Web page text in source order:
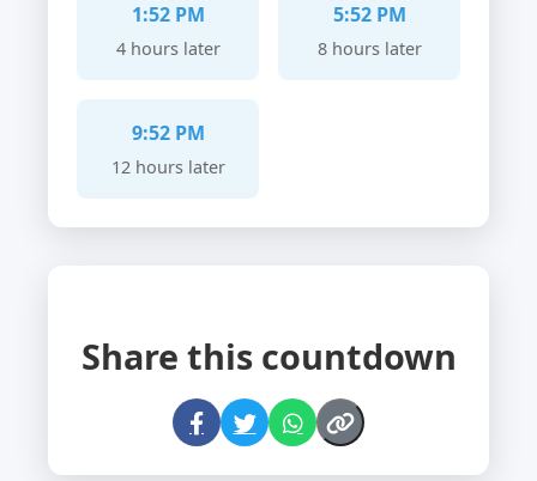
1:52 PM
4 hours later
5:52 PM
8 hours later
9:52 PM
12 hours later
Share this countdown